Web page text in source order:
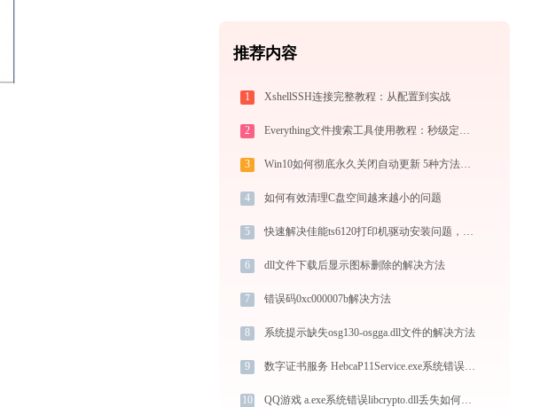
推荐内容
1 XshellSSH连接完整教程：从配置到实战
2 Everything文件搜索工具使用教程：秒级定位电脑任意文件的高效搜索神器
3 Win10如何彻底永久关闭自动更新 5种方法教你永久关闭win10自动更新
4 如何有效清理C盘空间越来越小的问题
5 快速解决佳能ts6120打印机驱动安装问题，这篇文章告诉你方法
6 dll文件下载后显示图标删除的解决方法
7 错误码0xc000007b解决方法
8 系统提示缺失osg130-osgga.dll文件的解决方法
9 数字证书服务 HebcaP11Service.exe系统错误hebcasealbase.dll丢失如何解决
10 QQ游戏 a.exe系统错误libcrypto.dll丢失如何解决